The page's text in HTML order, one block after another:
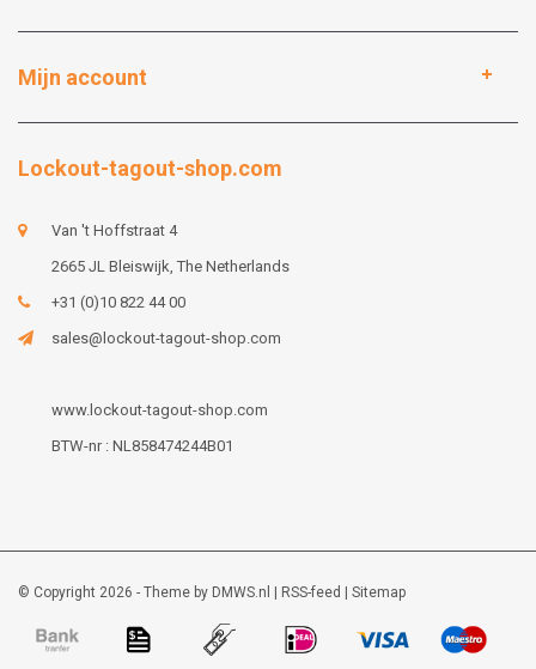
Mijn account
Lockout-tagout-shop.com
Van 't Hoffstraat 4
2665 JL Bleiswijk, The Netherlands
+31 (0)10 822 44 00
sales@lockout-tagout-shop.com
www.lockout-tagout-shop.com
BTW-nr : NL858474244B01
© Copyright 2026 - Theme by DMWS.nl RSS-feed Sitemap